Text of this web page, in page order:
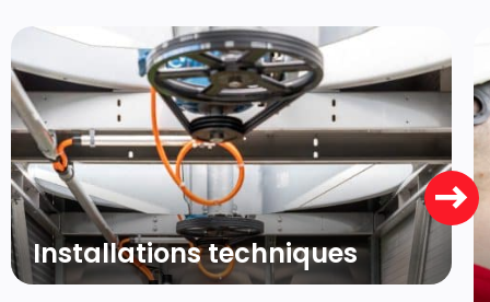
Installations techniques